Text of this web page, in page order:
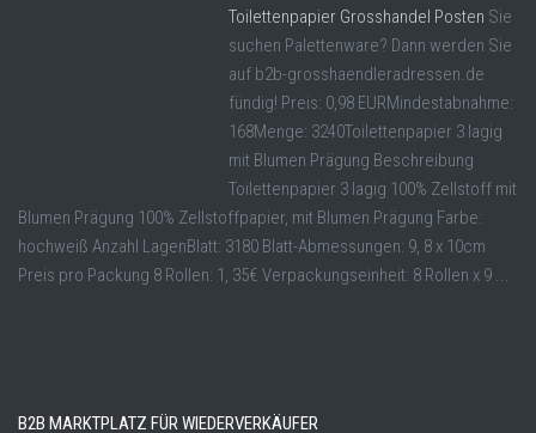
Toilettenpapier Grosshandel Posten Sie
suchen Palettenware? Dann werden Sie
auf b2b-grosshaendleradressen.de
fündig! Preis: 0,98 EURMindestabnahme:
168Menge: 3240Toilettenpapier 3 lagig
mit Blumen Prägung Beschreibung
Toilettenpapier 3 lagig 100% Zellstoff mit
Blumen Prägung 100% Zellstoffpapier, mit Blumen Prägung Farbe:
hochweiß Anzahl LagenBlatt: 3180 Blatt-Abmessungen: 9, 8 x 10cm
Preis pro Packung 8 Rollen: 1, 35€ Verpackungseinheit: 8 Rollen x 9 ...
B2B MARKTPLATZ FÜR WIEDERVERKÄUFER